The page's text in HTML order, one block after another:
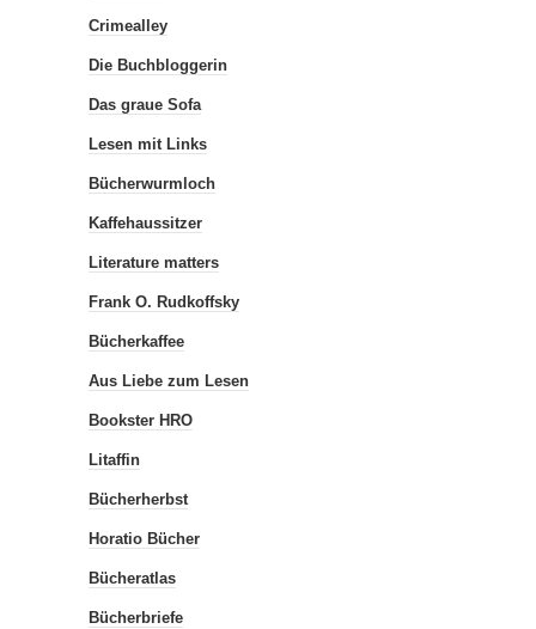
Crimealley
Die Buchbloggerin
Das graue Sofa
Lesen mit Links
Bücherwurmloch
Kaffehaussitzer
Literature matters
Frank O. Rudkoffsky
Bücherkaffee
Aus Liebe zum Lesen
Bookster HRO
Litaffin
Bücherherbst
Horatio Bücher
Bücheratlas
Bücherbriefe